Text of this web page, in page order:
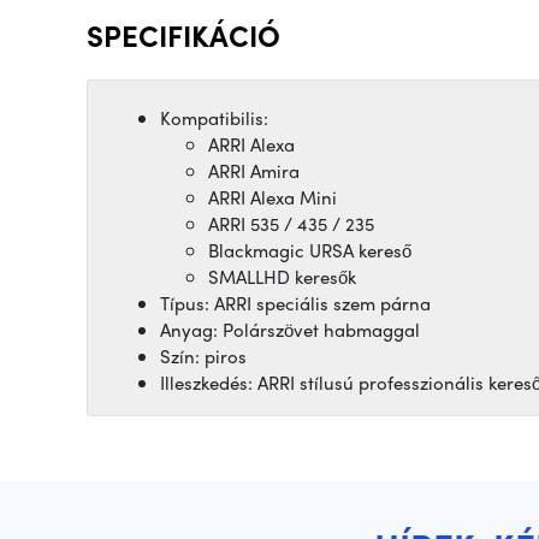
SPECIFIKÁCIÓ
Kompatibilis:
ARRI Alexa
ARRI Amira
ARRI Alexa Mini
ARRI 535 / 435 / 235
Blackmagic URSA kereső
SMALLHD keresők
Típus: ARRI speciális szem párna
Anyag: Polárszövet habmaggal
Szín: piros
Illeszkedés: ARRI stílusú professzionális